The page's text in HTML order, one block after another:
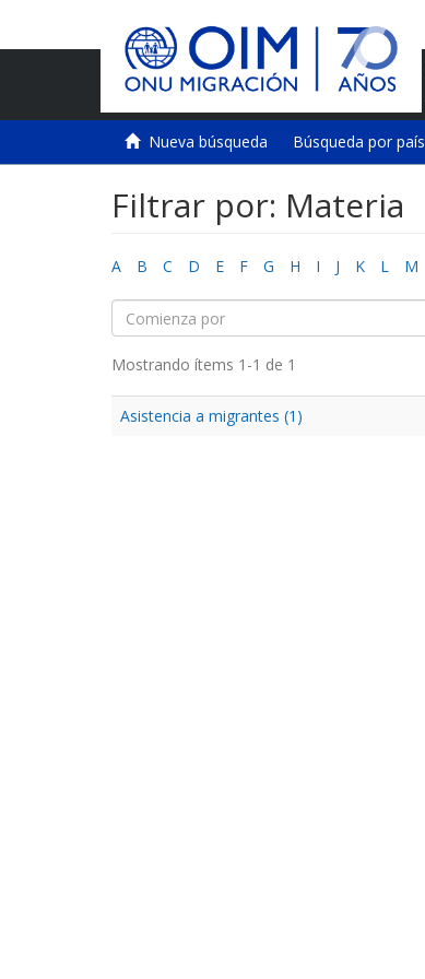
Nueva búsqueda Búsqueda por país
Filtrar por: Materia
A B C D E F G H I J K L M
Mostrando ítems 1-1 de 1
Asistencia a migrantes (1)